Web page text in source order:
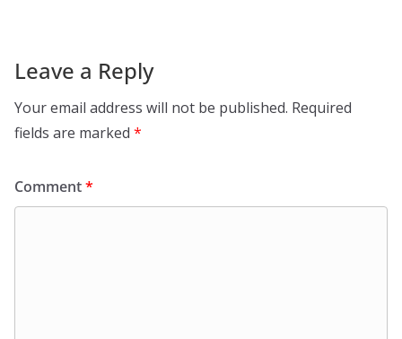
Leave a Reply
Your email address will not be published. Required
fields are marked *
Comment*